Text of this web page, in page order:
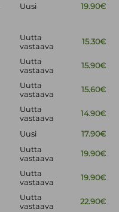
Uusi 19.90€
Uutta
vastaava
15.30€
Uutta
vastaava
15.90€
Uutta
vastaava
15.60€
Uutta
vastaava
14.90€
Uusi 17.90€
Uutta
vastaava
19.90€
Uutta
vastaava
19.90€
Uutta
vastaava
22.90€